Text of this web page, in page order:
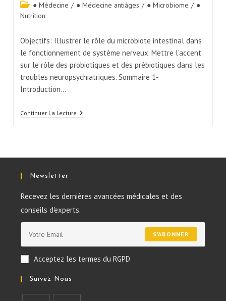
● Médecine / ● Médecine antiâges / ● Microbiome / ●
Nutrition
Objectifs: Illustrer le rôle du microbiote intestinal dans
le fonctionnement de système nerveux. Mettre l’accent
sur le rôle des probiotiques et des prébiotiques dans les
troubles neuropsychiatriques. Sommaire 1-
Introduction…
Continuer La Lecture
Newsletter
Recevez les dernières avancées médicales et des
conseils d'experts.
S'ABONNER
Acceptez les termes du RGPD
Suivez Nous